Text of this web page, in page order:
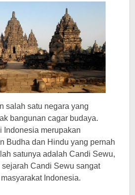
salah satu negara yang
bangunan cagar budaya.
Indonesia merupakan
Budha dan Hindu yang pernah
satunya adalah Candi Sewu,
Candi Sewu sangat
Indonesia.